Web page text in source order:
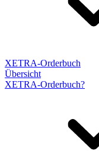
XETRA-Orderbuch
Übersicht
XETRA-Orderbuch?